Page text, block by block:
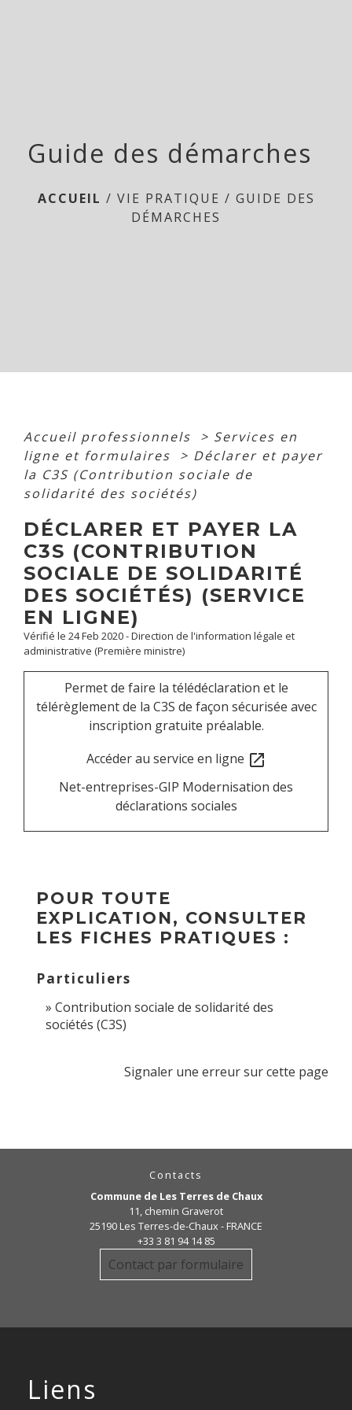
Guide des démarches
ACCUEIL / VIE PRATIQUE / GUIDE DES
DÉMARCHES
Accueil professionnels > Services en
ligne et formulaires
> Déclarer et payer
la C3S (Contribution sociale de
solidarité des sociétés)
DÉCLARER ET PAYER LA
C3S (CONTRIBUTION
SOCIALE DE SOLIDARITÉ
DES SOCIÉTÉS) (SERVICE
EN LIGNE)
Vérifié le 24 Feb 2020 - Direction de l'information légale et
administrative (Première ministre)
Permet de faire la télédéclaration et le
télérèglement de la C3S de façon sécurisée avec
inscription gratuite préalable.
Accéder au service en ligne open_in_new
Net-entreprises-GIP Modernisation des
déclarations sociales
POUR TOUTE
EXPLICATION, CONSULTER
LES FICHES PRATIQUES :
Particuliers
Contribution sociale de solidarité des
sociétés (C3S)
Signaler une erreur sur cette page
Contacts
Commune de Les Terres de Chaux
11, chemin Graverot
25190 Les Terres-de-Chaux - FRANCE
+33 3 81 94 14 85
Contact par formulaire
Liens